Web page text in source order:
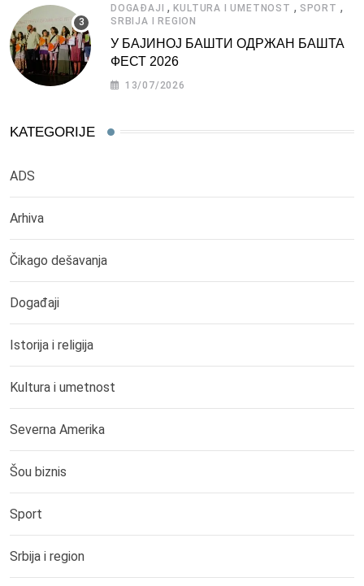
DOGAĐAJI ,KULTURA I UMETNOST , SPORT ,
SRBIJA I REGION
У БАЈИНОЈ БАШТИ ОДРЖАН БАШТА
ФЕСТ 2026
13/07/2026
KATEGORIJE
ADS
Arhiva
Čikago dešavanja
Događaji
Istorija i religija
Kultura i umetnost
Severna Amerika
Šou biznis
Sport
Srbija i region